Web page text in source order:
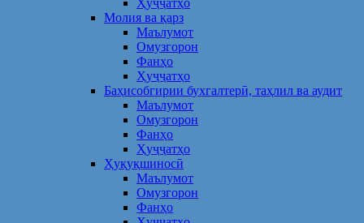
Ҳуҷҷатҳо
Молия ва қарз
Маълумот
Омузгорон
Фанҳо
Ҳуҷҷатҳо
Баҳисобгирии бухгалтерӣ, таҳлил ва аудит
Маълумот
Омузгорон
Фанҳо
Ҳуҷҷатҳо
Ҳуқуқшиносӣ
Маълумот
Омузгорон
Фанҳо